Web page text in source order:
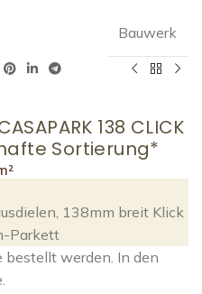
Bauwerk
138 CLICK
Sortierung*
, 138mm breit Klick
Parkett
bestellt werden. In den